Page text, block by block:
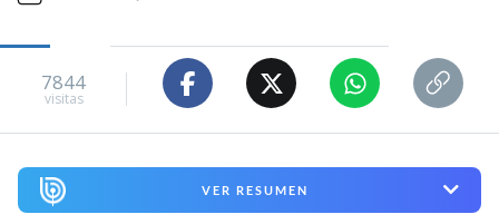
7844
visitas
VER RESUMEN